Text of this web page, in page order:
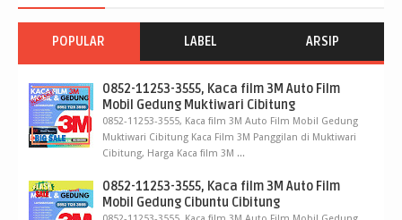
POPULAR LABEL ARSIP
0852-11253-3555, Kaca film 3M Auto Film
Mobil Gedung Muktiwari Cibitung
0852-11253-3555, Kaca film 3M Auto Film Mobil Gedung
Muktiwari Cibitung Kaca Film 3M Panggilan di Muktiwari
Cibitung, Harga Kaca film 3M ...
0852-11253-3555, Kaca film 3M Auto Film
Mobil Gedung Cibuntu Cibitung